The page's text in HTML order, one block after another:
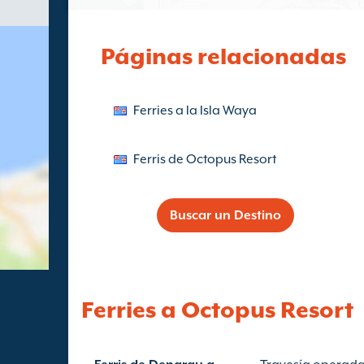
Ferries a Octopus Resort
Páginas relacionadas
Ferries a la Isla Waya
Ferris de Octopus Resort
Buscar un Destino